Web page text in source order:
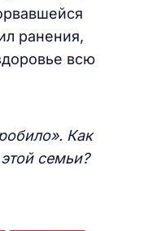
ранения,
всю
Как
семьи?